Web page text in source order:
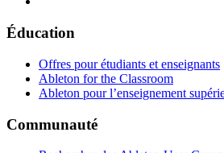
Éducation
Offres pour étudiants et enseignants
Ableton for the Classroom
Ableton pour l’enseignement
Communauté